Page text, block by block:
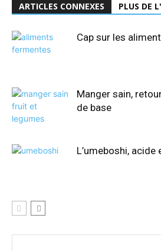
ARTICLES CONNEXES PLUS DE
Cap sur les
Manger sain,
de base
L’umeboshi, acide